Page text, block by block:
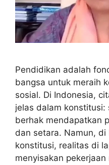
Pendidikan adalah
bangsa untuk meraih
sosial. Di Indonesia,
jelas dalam konstitusi:
berhak mendapatkan
dan setara. Namun, di
konstitusi, realitas di
menyisakan